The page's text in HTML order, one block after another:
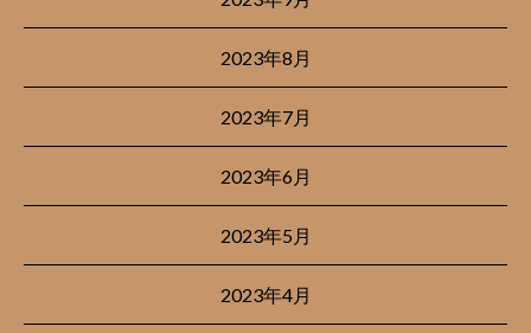
2023年8月
2023年7月
2023年6月
2023年5月
2023年4月